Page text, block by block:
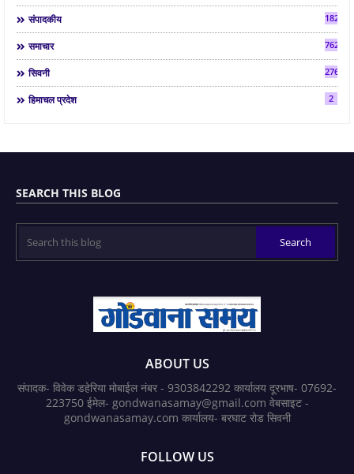
संपादकीय 182
समाचार 7624
सिवनी 2763
हिमाचल प्रदेश 2
SEARCH THIS BLOG
ABOUT US
संपादक- विवेक डहेरिया मोबाईल नंबर - 9303842292 कार्यालय दूरभाष- 07692-
223750 ईमेल- gondwanasamay@gmail.com वेबसाइट -
gondwanasamay.com कार्यालय- बरघाट रोड सिवनी
FOLLOW US